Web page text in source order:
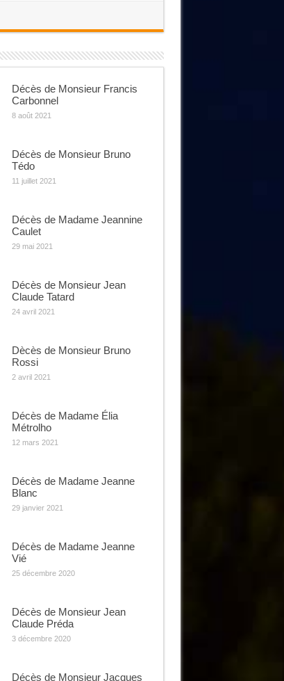
Décès de Monsieur Francis
Carbonnel
8 août 2021
Décès de Monsieur Bruno
Tédo
11 juillet 2021
Décès de Madame Jeannine
Caulet
29 mai 2021
Décès de Monsieur Jean
Claude Tatard
24 avril 2021
Dècès de Monsieur Bruno
Rossi
2 avril 2021
Décès de Madame Élia
Métrolho
12 mars 2021
Décès de Madame Jeanne
Blanc
29 janvier 2021
Décès de Madame Jeanne
Vié
25 décembre 2020
Décès de Monsieur Jean
Claude Préda
3 décembre 2020
Décès de Monsieur Jacques